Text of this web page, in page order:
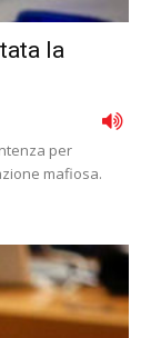
la
per
mafiosa.